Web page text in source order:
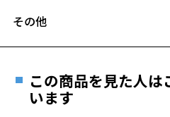
お気に入りリス
型
全てのメガネ・サングラスに、オリ
きがセット。安心1 フレーム１年間
その他
ご希望のお客さまは、「レンズ
最寄りのZoff実店舗にてレンズ
※サングラスやパッケージ品で
この商品を見た人は
います